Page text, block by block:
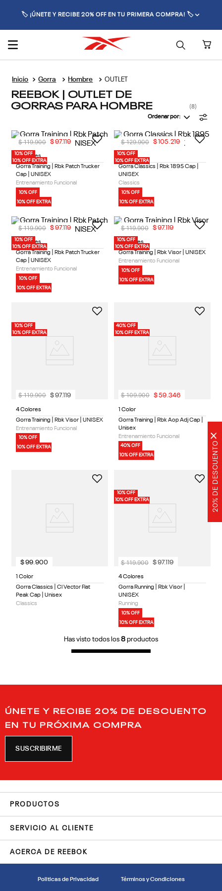
20% DE DESCUENTO
×
🏷️ ¡ÚNETE Y RECIBE 20% OFF EN TU PRIMERA COMPRA! 🏷️
Gorra Hombre OUTLET
REEBOK | OUTLET DE
GORRAS PARA HOMBRE 8
Ordenar por
10% OFF
10% OFF EXTRA
2 Colores
Gorra Training | Rbk Patch Trucker
Cap | UNISEX
Entrenamiento Funcional
10% OFF
10% OFF EXTRA
$ 119.900 $97.119
10% OFF
10% OFF EXTRA
1 Color
Gorra Classics | Rbk 1895 Cap |
UNISEX
Classics
10% OFF
10% OFF EXTRA
$ 129.900 $105.219
10% OFF
10% OFF EXTRA
2 Colores
Gorra Training | Rbk Patch Trucker
Cap | UNISEX
Entrenamiento Funcional
10% OFF
10% OFF EXTRA
$ 119.900 $97.119
10% OFF
10% OFF EXTRA
4 Colores
Gorra Training | Rbk Visor | UNISEX
Entrenamiento Funcional
10% OFF
10% OFF EXTRA
$ 119.900 $97.119
10% OFF
10% OFF EXTRA
4 Colores
Gorra Training | Rbk Visor | UNISEX
Entrenamiento Funcional
10% OFF
10% OFF EXTRA
$ 119.900 $97.119
40% OFF
10% OFF EXTRA
1 Color
Gorra Training | Rbk Aop Adj Cap |
Unisex
Entrenamiento Funcional
40% OFF
10% OFF EXTRA
$ 109.900 $59. 346
1 Color
Gorra Classics | Cl Vector Flat
Peak Cap | Unisex
Classics
$99.900
10% OFF
10% OFF EXTRA
4 Colores
Gorra Running | Rbk Visor |
UNISEX
Running
10% OFF
10% OFF EXTRA
$ 119.900 $97.119
Has visto todos los 8 productos
ÚNETE Y RECIBE 20% DE DESCUENTO
EN TU PRÓXIMA COMPRA
SUSCRIBIRME
PRODUCTOS
SERVICIO AL CLIENTE
ACERCA DE REEBOK
Politicas de Privacidad Términos y Condiciones